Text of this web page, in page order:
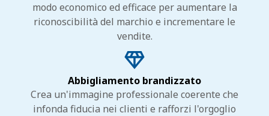
modo economico ed efficace per aumentare la
riconoscibilità del marchio e incrementare le
vendite.
Abbigliamento brandizzato
Crea un'immagine professionale coerente che
infonda fiducia nei clienti e rafforzi l'orgoglio